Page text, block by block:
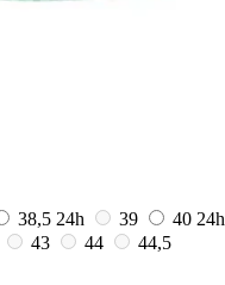
38,5 24h 39 40 24h
43 44
44,5